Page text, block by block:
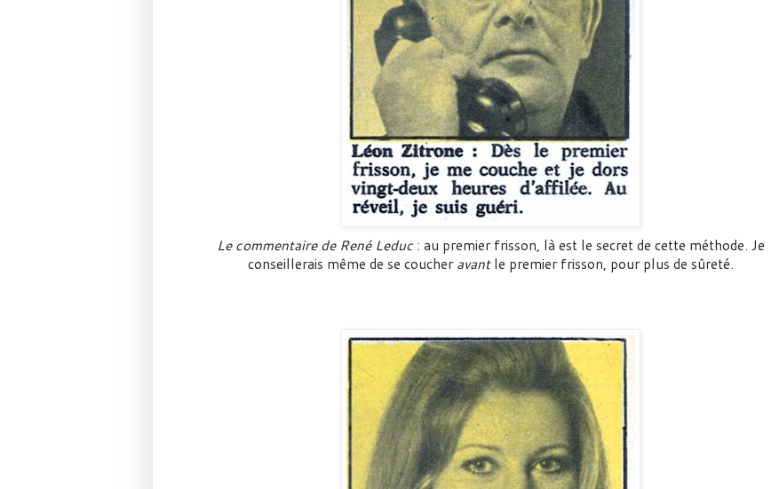
Le commentaire de René Leduc: au premier frisson, là est le secret de cette méthode. Je
conseillerais même de se coucheravantle premier frisson, pour plus de sûreté.